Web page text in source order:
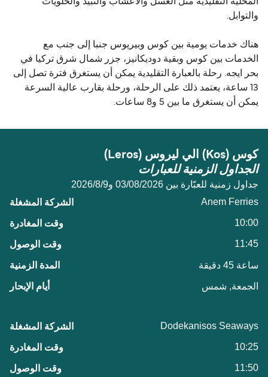
والتوابل.
هناك خدمات يومية بين كوس وبيريوس جنبا إلى جنب مع
الخدمات بين كوس وبقية دوديكانيز، جزر شمال شرق تركيا في
بحر ايجه. رحلة بالعبارة التقليدية يمكن أن يستغرق فترة تصل إلى
13 ساعة، يعتمد ذلك على الرحلة، ورحلة بقارب عالية السرعة
يمكن أن يستغرق ما بين 5 و8 ساعات.
كوس (Kos) الي ليروس (Leros)
الجداول الزمنية للعبارات
جداول زمنية للعبّارة بين 03/08/2026 و9‏/8‏/2026
Anem Ferries
10:00
11:45
ساعة 45 دقيقة
الجمعة, شمس
Dodekanisos Seaways
10:25
11:50